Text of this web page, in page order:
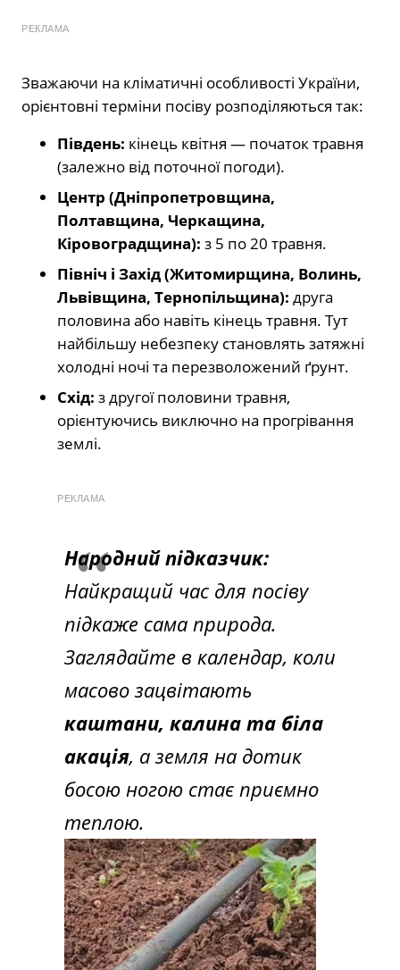
РЕКЛАМА
Зважаючи на кліматичні особливості України,
орієнтовні терміни посіву розподіляються так:
Південь: кінець квітня — початок травня
(залежно від поточної погоди).
Центр (Дніпропетровщина,
Полтавщина, Черкащина,
Кіровоградщина): з 5 по 20 травня.
Північ і Захід (Житомирщина, Волинь,
Львівщина, Тернопільщина): друга
половина або навіть кінець травня. Тут
найбільшу небезпеку становлять затяжні
холодні ночі та перезволожений ґрунт.
Схід: з другої половини травня,
орієнтуючись виключно на прогрівання
землі.
РЕКЛАМА
Народний підказчик:
Найкращий час для посіву
підкаже сама природа.
Заглядайте в календар, коли
масово зацвітають
каштани, калина та біла
акація, а земля на дотик
босою ногою стає приємно
теплою.